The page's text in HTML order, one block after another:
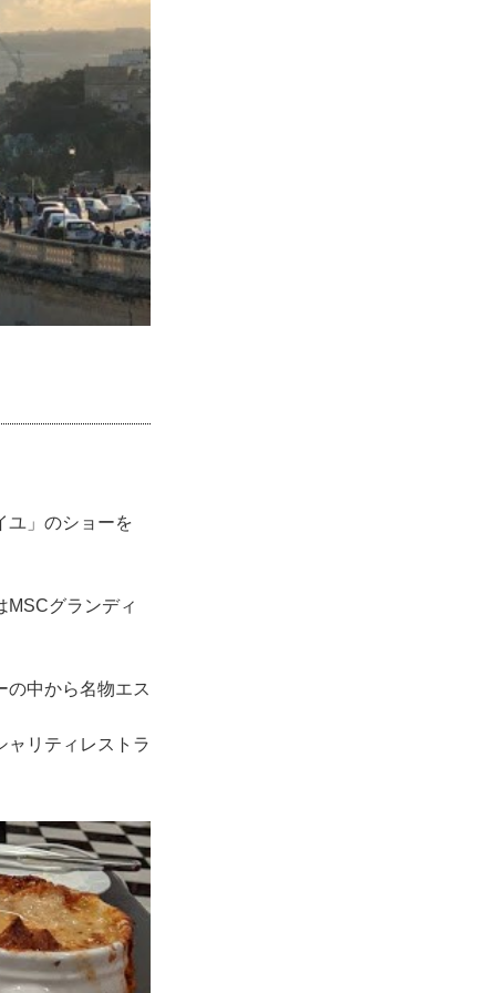
ユ」のショーを
MSCグランディ
の中から名物エス
ャリティレストラ